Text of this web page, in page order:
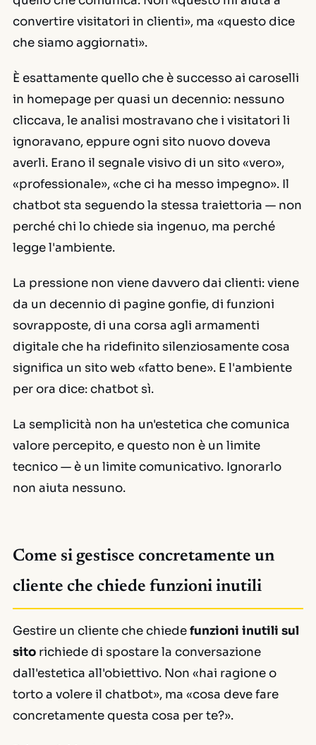
convertire visitatori in clienti», ma «questo dice
che siamo aggiornati».
È esattamente quello che è successo ai caroselli
in homepage per quasi un decennio: nessuno
cliccava, le analisi mostravano che i visitatori li
ignoravano, eppure ogni sito nuovo doveva
averli. Erano il segnale visivo di un sito «vero»,
«professionale», «che ci ha messo impegno». Il
chatbot sta seguendo la stessa traiettoria — non
perché chi lo chiede sia ingenuo, ma perché
legge l'ambiente.
La pressione non viene davvero dai clienti: viene
da un decennio di pagine gonfie, di funzioni
sovrapposte, di una corsa agli armamenti
digitale che ha ridefinito silenziosamente cosa
significa un sito web «fatto bene». E l'ambiente
per ora dice: chatbot sì.
La semplicità non ha un'estetica che comunica
valore percepito, e questo non è un limite
tecnico — è un limite comunicativo. Ignorarlo
non aiuta nessuno.
Come si gestisce concretamente un
cliente che chiede funzioni inutili
Gestire un cliente che chiedefunzioni inutili sul
sito richiede di spostare la conversazione
dall'estetica all'obiettivo. Non «hai ragione o
torto a volere il chatbot», ma «cosa deve fare
concretamente questa cosa per te?».